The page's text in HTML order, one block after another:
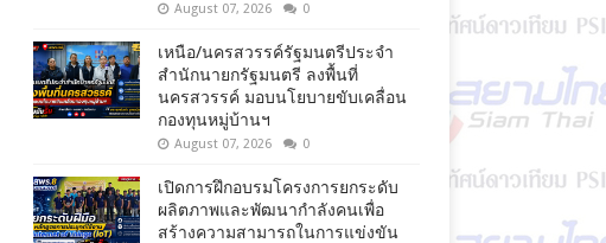
August 07, 2026 0
เหนือ/นครสวรรค์รัฐมนตรีประจำ
สำนักนายกรัฐมนตรี ลงพื้นที่
นครสวรรค์ มอบนโยบายขับเคลื่อน
กองทุนหมู่บ้านฯ
August 07, 2026 0
เปิดการฝึกอบรมโครงการยกระดับ
ผลิตภาพและพัฒนากำลังคนเพื่อ
สร้างความสามารถในการแข่งขัน